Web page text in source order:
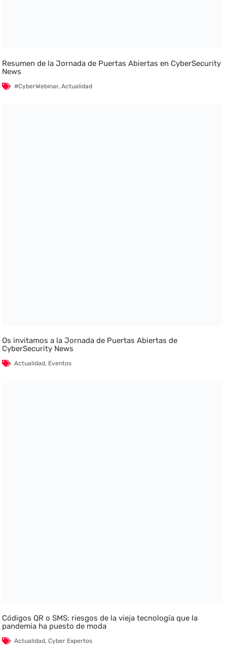
Resumen de la Jornada de Puertas Abiertas en CyberSecurity
News
#CyberWebinar,Actualidad
Os invitamos a la Jornada de Puertas Abiertas de
CyberSecurity News
Actualidad, Eventos
Códigos QR o SMS: riesgos de la vieja tecnología que la
pandemia ha puesto de moda
Actualidad,Cyber Expertos